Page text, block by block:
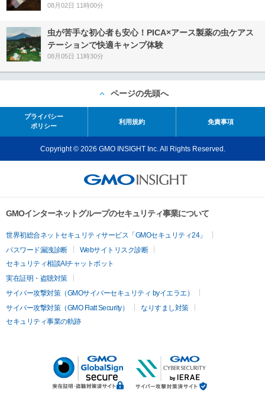
08月02日 11時00分
虫が苦手な初心者も安心！PICA×アース製薬の虫ケアス
テーションで快適キャンプ体験
08月05日 11時30分
ページの先頭へ
プライバシー
ポリシー
利用規約 免責事項
Copyright © 2026 GMO INSIGHT Inc. All Rights Reserved.
GMOインターネットグループのセキュリティ事業について
世界初総合ネットセキュリティサービス「GMOセキュリティ24」
パスワード漏洩診断
Webサイトリスク診断
セキュリティ相談AIチャットボット
実在証明・盗聴対策
サイバー攻撃対策（GMOサイバーセキュリティ byイエラエ）
サイバー攻撃対策（GMO Flatt Security）
なりすまし対策
セキュリティ事業の軌跡